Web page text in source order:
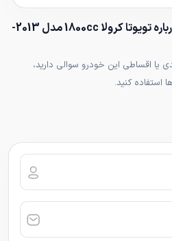
نظرات و پرسش‌های کاربران درباره تویوتا کرولا 1800cc مدل 2013-
یا اقساطی این خودرو سوالی دارید،
کنید.